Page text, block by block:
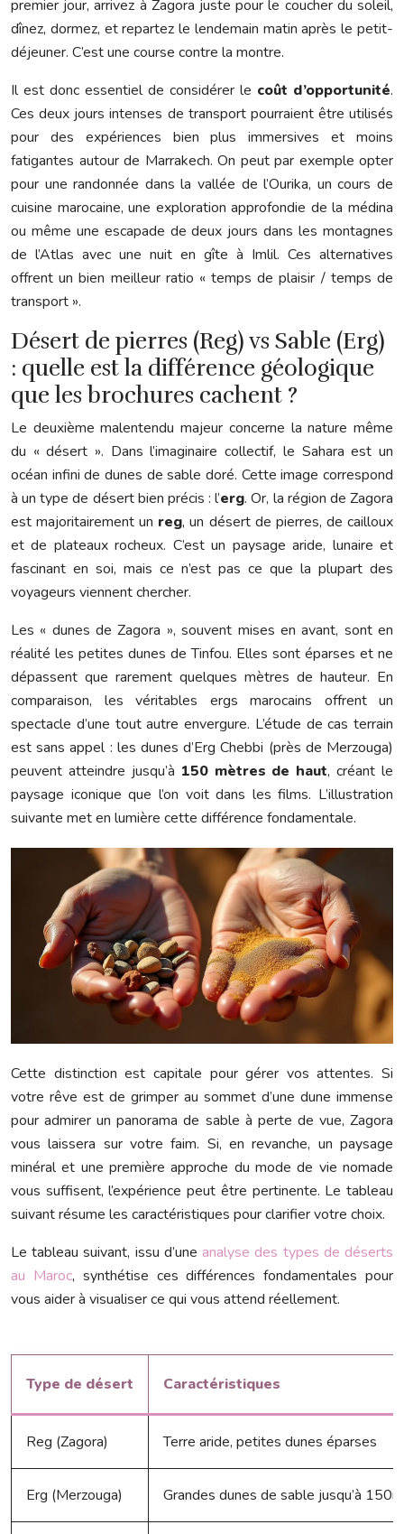
premier jour, arrivez à Zagora juste pour le coucher du soleil,
dînez, dormez, et repartez le lendemain matin après le petit-
déjeuner. C’est une course contre la montre.
Il est donc essentiel de considérer le coût d’opportunité.
Ces deux jours intenses de transport pourraient être utilisés
pour des expériences bien plus immersives et moins
fatigantes autour de Marrakech. On peut par exemple opter
pour une randonnée dans la vallée de l’Ourika, un cours de
cuisine marocaine, une exploration approfondie de la médina
ou même une escapade de deux jours dans les montagnes
de l’Atlas avec une nuit en gîte à Imlil. Ces alternatives
offrent un bien meilleur ratio « temps de plaisir / temps de
transport ».
Désert de pierres (Reg) vs Sable (Erg)
: quelle est la différence géologique
que les brochures cachent ?
Le deuxième malentendu majeur concerne la nature même
du « désert ». Dans l’imaginaire collectif, le Sahara est un
océan infini de dunes de sable doré. Cette image correspond
à un type de désert bien précis : l’erg. Or, la région de Zagora
est majoritairement un reg, un désert de pierres, de cailloux
et de plateaux rocheux. C’est un paysage aride, lunaire et
fascinant en soi, mais ce n’est pas ce que la plupart des
voyageurs viennent chercher.
Les « dunes de Zagora », souvent mises en avant, sont en
réalité les petites dunes de Tinfou. Elles sont éparses et ne
dépassent que rarement quelques mètres de hauteur. En
comparaison, les véritables ergs marocains offrent un
spectacle d’une tout autre envergure. L’étude de cas terrain
est sans appel : les dunes d’Erg Chebbi (près de Merzouga)
peuvent atteindre jusqu’à 150 mètres de haut, créant le
paysage iconique que l’on voit dans les films. L’illustration
suivante met en lumière cette différence fondamentale.
Cette distinction est capitale pour gérer vos attentes. Si
votre rêve est de grimper au sommet d’une dune immense
pour admirer un panorama de sable à perte de vue, Zagora
vous laissera sur votre faim. Si, en revanche, un paysage
minéral et une première approche du mode de vie nomade
vous suffisent, l’expérience peut être pertinente. Le tableau
suivant résume les caractéristiques pour clarifier votre choix.
Le tableau suivant, issu d’uneanalyse des types de déserts
au Maroc, synthétise ces différences fondamentales pour
vous aider à visualiser ce qui vous attend réellement.
Type de désert Caractéristiques
Reg (Zagora) Terre aride, petites dunes éparses
Erg (Merzouga) Grandes dunes de sable jusqu’à 150m